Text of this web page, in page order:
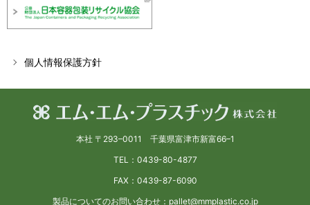
個人情報保護方針
本社 〒293–0011 千葉県富津市新富66–1
TEL：0439-80-4877
FAX：0439-87-6090
製品についてのお問い合わせ：pallet@mmplastic.co.jp